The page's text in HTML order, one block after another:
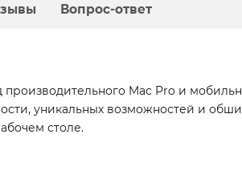
Вопрос-ответ
Mac Pro и
уникальных возможностей и
столе.